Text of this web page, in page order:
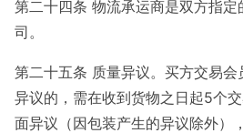
第二十四条 物流承运商是双方指定
司。
第二十五条 质量异议。买方交易
异议的，需在收到货物之日起5个
面异议（因包装产生的异议除外）